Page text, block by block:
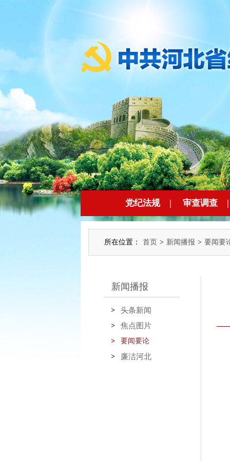
党纪法规 | 审查调查 |
所在位置： 首页 > 新闻播报 > 要闻要
新闻播报
头条新闻
焦点图片
要闻要论
廉洁河北